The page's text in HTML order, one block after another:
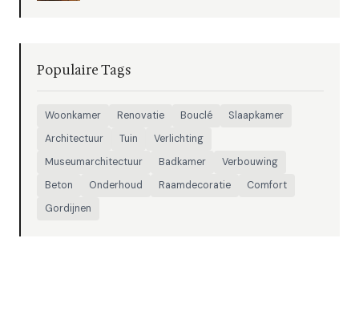
Populaire Tags
Woonkamer Renovatie Bouclé
Slaapkamer
Architectuur
Tuin
Verlichting
Museumarchitectuur
Badkamer
Verbouwing
Beton
Onderhoud Raamdecoratie
Comfort
Gordijnen